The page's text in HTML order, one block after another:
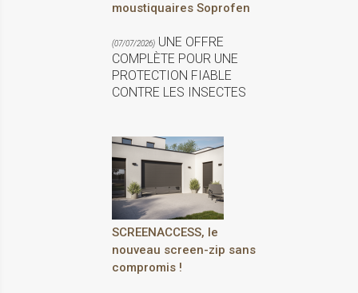
moustiquaires Soprofen
(07/07/2026) UNE OFFRE
COMPLÈTE POUR UNE
PROTECTION FIABLE
CONTRE LES INSECTES
SCREENACCESS, le
nouveau screen-zip sans
compromis !